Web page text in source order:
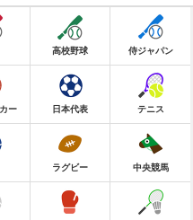
高校野球 侍ジャパン
ー 日本代表 テニス
ラグビー 中央競馬